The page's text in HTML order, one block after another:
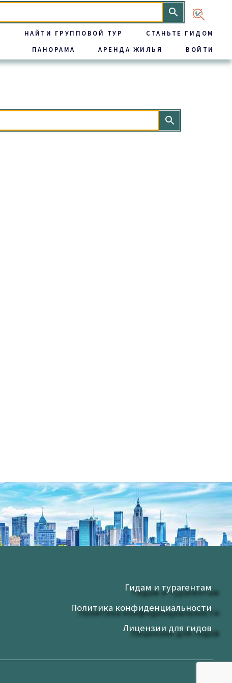
НАЙТИ ГРУППОВОЙ ТУР
СТАНЬТЕ ГИДОМ
ПАНОРАМА
АРЕНДА ЖИЛЬЯ ВОЙТИ
Гидам и турагентам
Политика конфиденциальности
Лицензии для гидов